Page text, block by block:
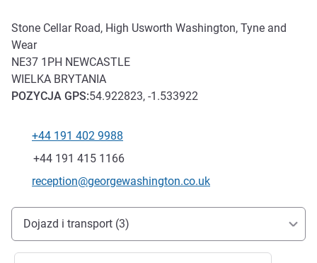
Stone Cellar Road, High Usworth Washington, Tyne and
Wear
NE37 1PH NEWCASTLE
WIELKA BRYTANIA
POZYCJA GPS:54.922823, -1.533922
Telefon
+44 191 402 9988
Faks
+44 191 415 1166
Kontaktowy adres e-mail
reception@georgewashington.co.uk
Dojazd i transport
Dojazd i transport (3)